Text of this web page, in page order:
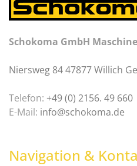
Schokoma GmbH
Niersweg 84 47877 Willich
Telefon: +49 (0) 2156. 49 660
E-Mail: info@schokoma.de
Navigation &